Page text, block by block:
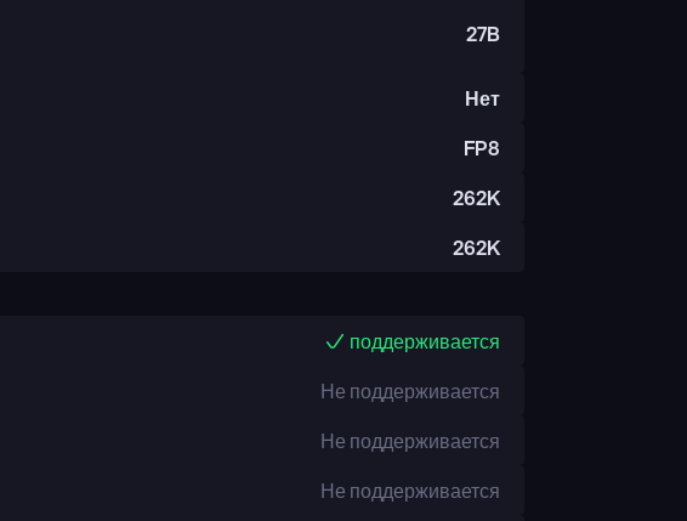
27B
Нет
FP8
262K
262K
поддерживается
Не поддерживается
Не поддерживается
Не поддерживается